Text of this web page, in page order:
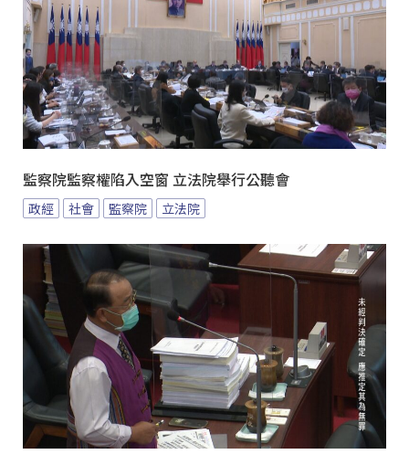
監察院監察權陷入空窗 立法院舉行公聽會
政經 社會 監察院 立法院